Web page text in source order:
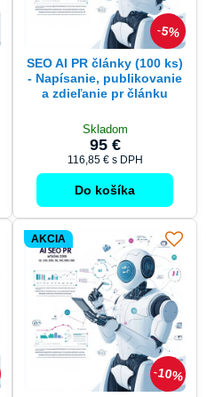
5%
SEO AI PR články (100 ks)
- Napísanie, publikovanie
a zdieľanie pr článku
Skladom
95 €
116,85 € s DPH
Do košíka
10%
AKCIA